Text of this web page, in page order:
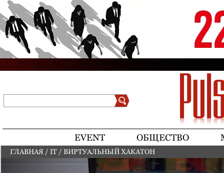
Jump to navigation
EVENT ОБЩЕСТВО
ВЫ ЗДЕСЬ
ГЛАВНАЯ / IT / ВИРТУАЛЬНЫЙ ХАКАТОН